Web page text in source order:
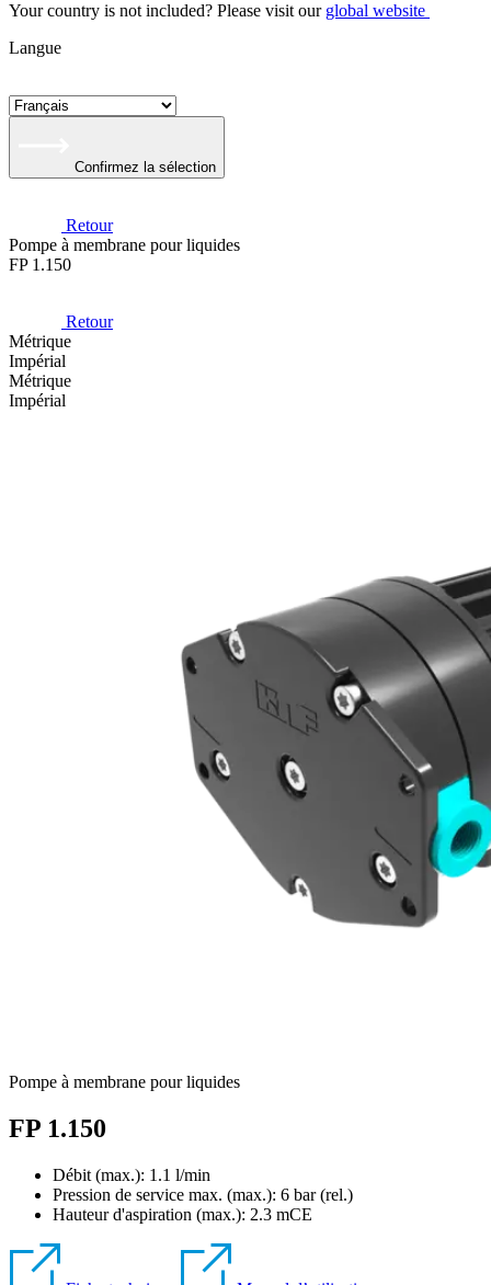
Your country is not included? Please visit our global website
Langue
Confirmez la sélection
Retour
Pompe à membrane pour liquides
FP 1.150
Retour
Métrique
Impérial
Métrique
Impérial
Pompe à membrane pour liquides
FP 1.150
Débit (max.): 1.1 l/min
Pression de service max. (max.): 6 bar (rel.)
Hauteur d'aspiration (max.): 2.3 mCE